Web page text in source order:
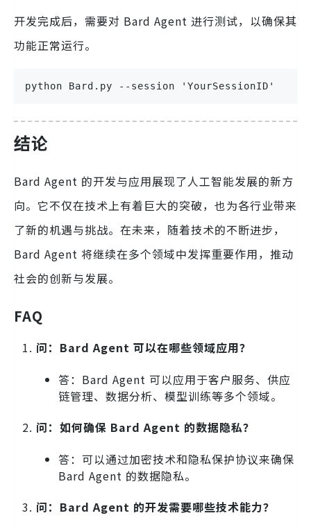
开发完成后，需要对 Bard Agent 进行测试，以确保其
功能正常运行。
python Bard.py --session 'YourSessionID'
结论
Bard Agent 的开发与应用展现了人工智能发展的新方
向。它不仅在技术上有着巨大的突破，也为各行业带来
了新的机遇与挑战。在未来，随着技术的不断进步，
Bard Agent 将继续在多个领域中发挥重要作用，推动
社会的创新与发展。
FAQ
问：Bard Agent 可以在哪些领域应用？
答：Bard Agent 可以应用于客户服务、供应
链管理、数据分析、模型训练等多个领域。
问：如何确保 Bard Agent 的数据隐私？
答：可以通过加密技术和隐私保护协议来确保
Bard Agent 的数据隐私。
问：Bard Agent 的开发需要哪些技术能力？